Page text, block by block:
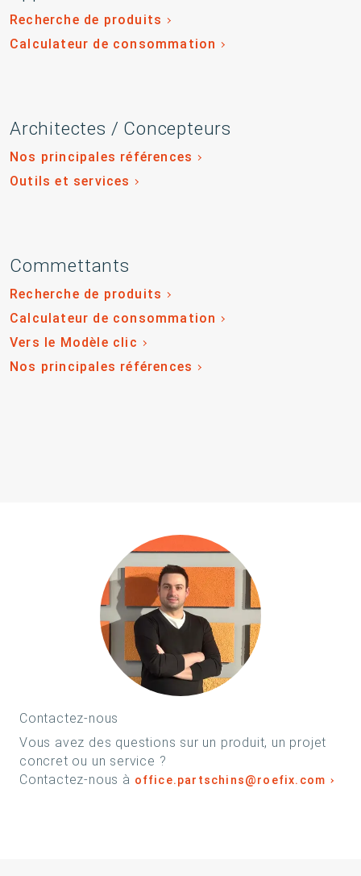
Recherche de produits
Calculateur de consommation
Architectes / Concepteurs
Nos principales références
Outils et services
Commettants
Recherche de produits
Calculateur de consommation
Vers le Modèle clic
Nos principales références
Contactez-nous
Vous avez des questions sur un produit, un projet
concret ou un service ?
Contactez-nous à office.partschins@roefix.com